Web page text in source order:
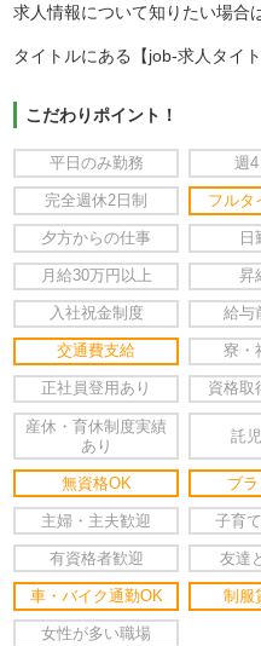
求人情報について知りたい場合
タイトルにある【job-求人タイ
こだわりポイント！
平日のみ勤務 週
完全週休2日制 フルタ
夕方からの仕事 日
月給30万円以上 昇
入社祝金制度 給与
交通費支給 寮・
正社員登用あり 資格取
産休・育休制度実績
あり
託
無資格OK ブ
主婦・主夫歓迎 子育
有資格者歓迎 友達
車・バイク通勤OK 制服
女性が多い職場